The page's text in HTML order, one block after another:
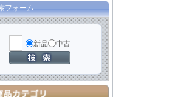
フォーム
新品 中古